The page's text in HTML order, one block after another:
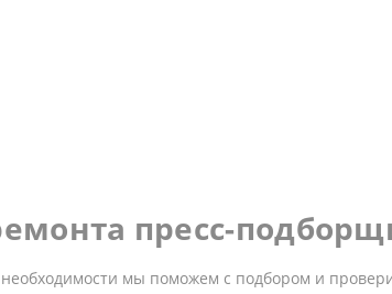
пресс-
мы поможем с подбором и